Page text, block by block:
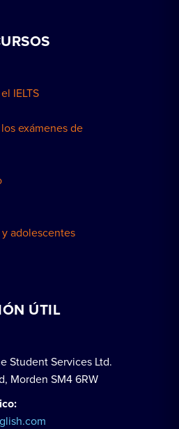
IELTS
exámenes de
adolescentes
ÚTIL
Student Services Ltd.
Morden SM4 6RW